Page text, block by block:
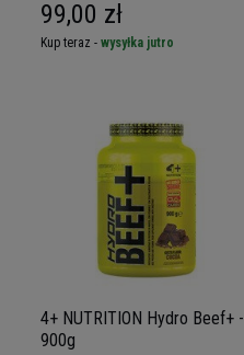
99,00 zł
Kup teraz - wysyłka jutro
4+ NUTRITION Hydro Beef+ -
900g